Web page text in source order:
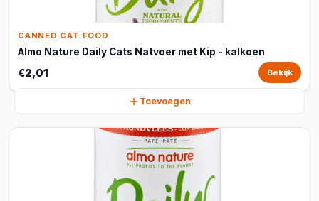
CANNED CAT FOOD
Almo Nature Daily Cats Natvoer met Kip - kalkoen
€2,01 Bekijk
Toevoegen